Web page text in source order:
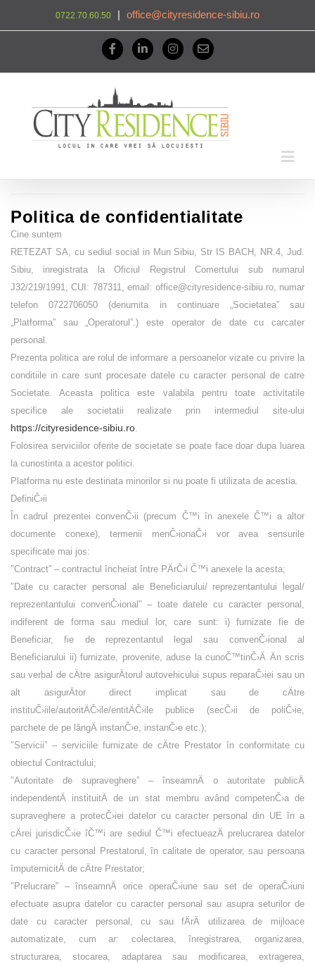
0722.70.60.50 | office@cityresidence-sibiu.ro
Politica de confidentialitate
Cine suntem
RETEZAT SA,
cu sediul social in Mun Sibiu, Str IS BACH, NR.4, Jud.
Sibiu, inregistrata la Oficiul Registrul Comertului sub numarul
J32/219/1991, CUI: 787311, email: office@cityresidence-sibiu.ro, numar
telefon 0722706050 (denumita in continuare „ Societatea” sau
Platforma” sau „Operatorul”.) este operator de date cu carcater
personal.
Prezenta politica are rolul de informare a persoanelor vizate cu privire la
conditiile in care sunt procesate datele cu caracter personal de catre
Societate. Aceasta politica este valabila pentru toate activitatile
specifice ale societatii realizate prin intermediul site-ului
https://cityresidence-sibiu.ro
Folosirea serviciilor oferite de societate se poate face doar dupa luarea
la cunostinta a acestor politici.
Platforma nu este destinata minorilor si nu poate fi utilizata de acestia.
DefiniČ›ii
În cadrul prezentei convenČ›ii (precum Č™i în anexele Č™i a altor
documente conexe), termenii menČ›ionaČ›i vor avea sensurile
specificate mai jos:
”Contract” – contractul încheiat între PÄrČ›i Č™i anexele la acesta;
” Date cu caracter personal ale Beneficiarului/ reprezentantului legal/
reprezentantului convenČ›ional ” – toate datele cu caracter personal,
indiferent de forma sau mediul lor, care sunt: i)furnizate fie de
Beneficiar, fie de reprezentantul legal sau convenČ›ional al
Beneficiarului ii) furnizate, provenite, aduse la cunoČ™tinČ›Ä Än scris
sau verbal de cÄtre asigurÄtorul autovehicului supus reparaČ›iei sau un
alt asigurÄtor direct implicat sau de cÄtre
instituČ›iile/autoritÄČ›ile/entitÄČ›ile publice (secČ›ii de poliČ›ie,
parchete de pe lângÄ instanČ›e, instanČ›e etc.);
”Servicii” – serviciile furnizate de cÄtre Prestator în conformitate cu
obiectul Contractului;
”Autoritate de supraveghere” – înseamnÄ o autoritate publicÄ
independentÄ instituitÄ de un stat membru având competenČ›a de
supraveghere a protecČ›iei datelor cu caracter personal din UE în a
cÄrei jurisdicČ›ie îČ™i are sediul Č™i efectueazÄ prelucrarea datelor
cu caracter personal Prestatorul, în calitate de operator, sau persoana
împuternicitÄ de cÄtre Prestator;
” Prelucrare” –înseamnÄ orice operaČ›iune sau set de operaČ›iuni
efectuate asupra datelor cu caracter personal sau asupra seturilor de
date cu caracter personal, cu sau fÄrÄ utilizarea de mijloace
automatizate, cum ar: colectarea, înregistrarea, organizarea,
structurarea, stocarea, adaptarea sau modificarea, extragerea,